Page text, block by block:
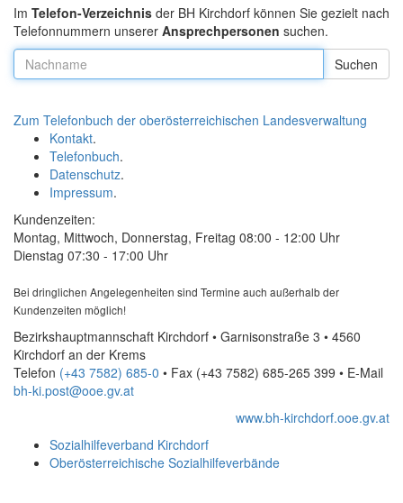
Im Telefon-Verzeichnis der BH Kirchdorf können Sie gezielt nach
Telefonnummern unserer Ansprechpersonen suchen.
Nachname:
Zum Telefonbuch der oberösterreichischen Landesverwaltung
Kontakt.
Telefonbuch.
Datenschutz.
Impressum.
Kundenzeiten:
Montag, Mittwoch, Donnerstag, Freitag 08:00 - 12:00 Uhr
Dienstag 07:30 - 17:00 Uhr
Bei dringlichen Angelegenheiten sind Termine auch außerhalb der
Kundenzeiten möglich!
Bezirkshauptmannschaft Kirchdorf • Garnisonstraße 3 • 4560
Kirchdorf an der Krems
Telefon (+43 7582) 685-0 • Fax (+43 7582) 685-265 399 • E-Mail
bh-ki.post@ooe.gv.at
www.bh-kirchdorf.ooe.gv.at
Sozialhilfeverband Kirchdorf
Oberösterreichische Sozialhilfeverbände